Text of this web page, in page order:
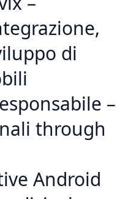
di
–
through
Android